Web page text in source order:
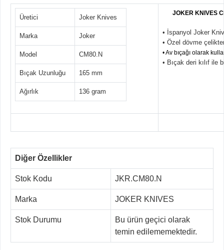
Üretici Joker Knives
Marka Joker
Model CM80.N
Bıçak Uzunluğu 165 mm
Ağırlık 136 gram
JOKER KNIVES
• İspanyol Joker
• Özel dövme
• Av bıçağı olarak
• Bıçak deri kılıf ile
Diğer Özellikler
Stok Kodu JKR.CM80.N
Marka JOKER KNIVES
Stok Durumu
Bu ürün geçici olarak
temin edilememektedir.